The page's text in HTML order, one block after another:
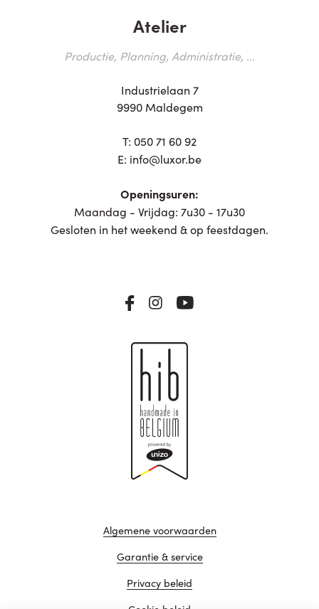
Atelier
Productie, Planning, Administratie, ...
Industrielaan 7
9990 Maldegem
T: 050 71 60 92
E: info@luxor.be
Openingsuren:
Maandag - Vrijdag: 7u30 - 17u30
Gesloten in het weekend & op feestdagen.
Algemene voorwaarden
Garantie & service
Privacy beleid